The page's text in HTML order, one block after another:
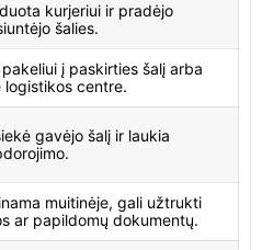
kurjeriui ir pradėjo
šalies.
į paskirties šalį arba
logistikos centre.
gavėjo šalį ir laukia
muitinėje, gali užtrukti
ar papildomų dokumentų.